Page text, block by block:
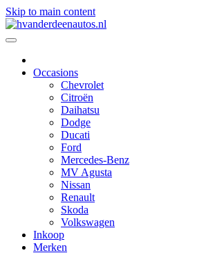
Skip to main content
Occasions
Chevrolet
Citroën
Daihatsu
Dodge
Ducati
Ford
Mercedes-Benz
MV Agusta
Nissan
Renault
Skoda
Volkswagen
Inkoop
Merken